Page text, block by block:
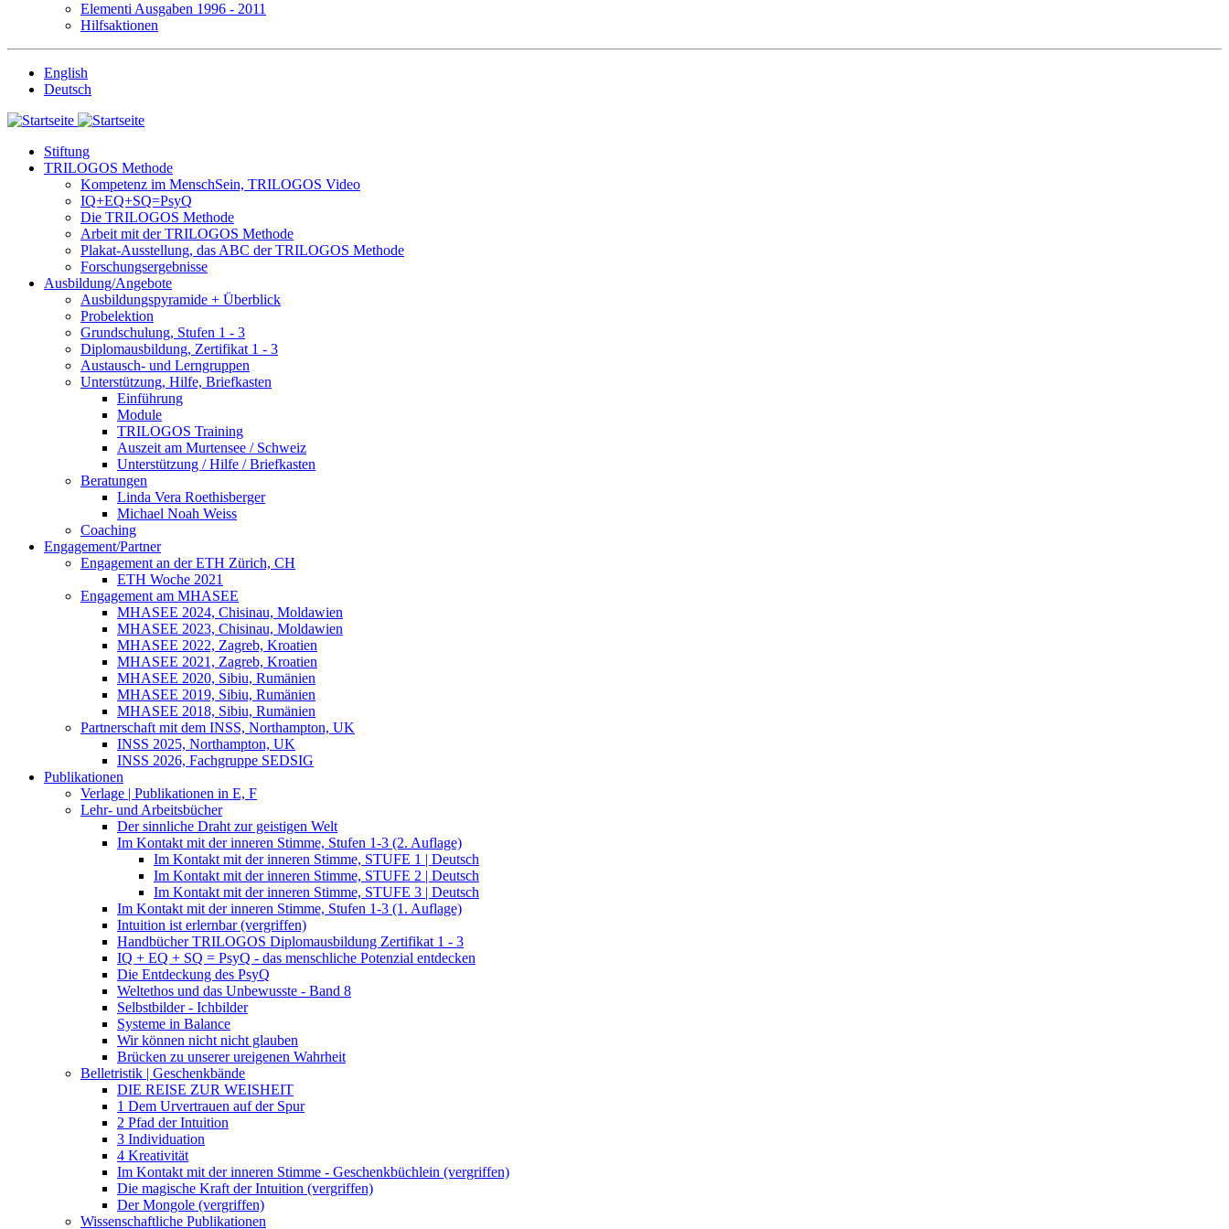
Elementi Ausgaben 1996 - 2011
Hilfsaktionen
English
Deutsch
Stiftung
TRILOGOS Methode
Kompetenz im MenschSein, TRILOGOS Video
IQ+EQ+SQ=PsyQ
Die TRILOGOS Methode
Arbeit mit der TRILOGOS Methode
Plakat-Ausstellung, das ABC der TRILOGOS Methode
Forschungsergebnisse
Ausbildung/Angebote
Ausbildungspyramide + Überblick
Probelektion
Grundschulung, Stufen 1 - 3
Diplomausbildung, Zertifikat 1 - 3
Austausch- und Lerngruppen
Unterstützung, Hilfe, Briefkasten
Einführung
Module
TRILOGOS Training
Auszeit am Murtensee / Schweiz
Unterstützung / Hilfe / Briefkasten
Beratungen
Linda Vera Roethisberger
Michael Noah Weiss
Coaching
Engagement/Partner
Engagement an der ETH Zürich, CH
ETH Woche 2021
Engagement am MHASEE
MHASEE 2024, Chisinau, Moldawien
MHASEE 2023, Chisinau, Moldawien
MHASEE 2022, Zagreb, Kroatien
MHASEE 2021, Zagreb, Kroatien
MHASEE 2020, Sibiu, Rumänien
MHASEE 2019, Sibiu, Rumänien
MHASEE 2018, Sibiu, Rumänien
Partnerschaft mit dem INSS, Northampton, UK
INSS 2025, Northampton, UK
INSS 2026, Fachgruppe SEDSIG
Publikationen
Verlage | Publikationen in E, F
Lehr- und Arbeitsbücher
Der sinnliche Draht zur geistigen Welt
Im Kontakt mit der inneren Stimme, Stufen 1-3 (2. Auflage)
Im Kontakt mit der inneren Stimme, STUFE 1 | Deutsch
Im Kontakt mit der inneren Stimme, STUFE 2 | Deutsch
Im Kontakt mit der inneren Stimme, STUFE 3 | Deutsch
Im Kontakt mit der inneren Stimme, Stufen 1-3 (1. Auflage)
Intuition ist erlernbar (vergriffen)
Handbücher TRILOGOS Diplomausbildung Zertifikat 1 - 3
IQ + EQ + SQ = PsyQ - das menschliche Potenzial entdecken
Die Entdeckung des PsyQ
Weltethos und das Unbewusste - Band 8
Selbstbilder - Ichbilder
Systeme in Balance
Wir können nicht nicht glauben
Brücken zu unserer ureigenen Wahrheit
Belletristik | Geschenkbände
DIE REISE ZUR WEISHEIT
1 Dem Urvertrauen auf der Spur
2 Pfad der Intuition
3 Individuation
4 Kreativität
Im Kontakt mit der inneren Stimme - Geschenkbüchlein (vergriffen)
Die magische Kraft der Intuition (vergriffen)
Der Mongole (vergriffen)
Wissenschaftliche Publikationen